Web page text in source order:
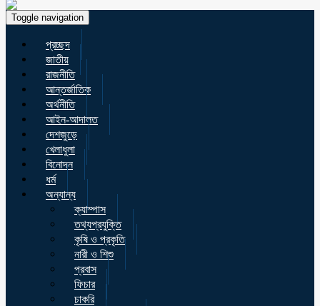
Toggle navigation
প্রচ্ছদ
জাতীয়
রাজনীতি
আন্তর্জাতিক
অর্থনীতি
আইন-আদালত
দেশজুড়ে
খেলাধুলা
বিনোদন
ধর্ম
অন্যান্য
ক্যাম্পাস
তথ্যপ্রযুক্তি
কৃষি ও প্রকৃতি
নারী ও শিশু
প্রবাস
ফিচার
চাকরি